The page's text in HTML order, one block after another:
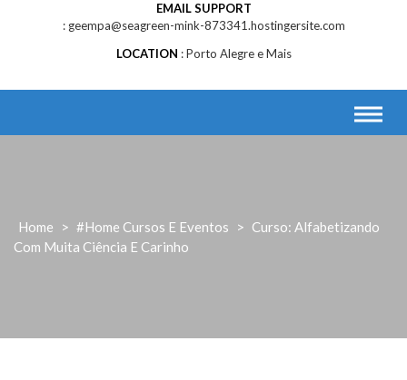
EMAIL SUPPORT
geempa@seagreen-mink-873341.hostingersite.com
LOCATION
Porto Alegre e Mais
Home > #Home Cursos E Eventos > Curso: Alfabetizando
Com Muita Ciência E Carinho